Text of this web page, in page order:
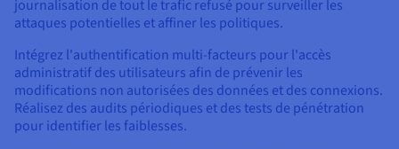
journalisation de tout le trafic refusé pour surveiller les
attaques potentielles et affiner les politiques.
Intégrez l'authentification multi-facteurs pour l'accès
administratif des utilisateurs afin de prévenir les
modifications non autorisées des données et des connexions.
Réalisez des audits périodiques et des tests de pénétration
pour identifier les faiblesses.